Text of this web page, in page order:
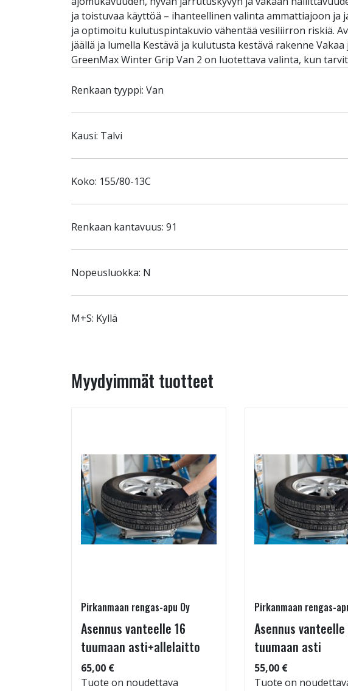
ja toistuvaa käyttöä – ihanteellinen valinta ammattiajoon ja
ja optimoitu kulutuspintakuvio vähentää vesiliirron riskiä.
jäällä ja lumella Kestävä ja kulutusta kestävä rakenne
GreenMax Winter Grip Van 2 on luotettava valinta, kun
Renkaan tyyppi: Van
Kausi: Talvi
Koko: 155/80-13C
Renkaan kantavuus: 91
Nopeusluokka: N
M+S: Kyllä
Myydyimmät tuotteet
Pirkanmaan rengas-apu Oy
Asennus vanteelle 16
tuumaan asti+allelaitto
65,00 €
Tuote on noudettava
Pirkanmaan rengas-
Asennus vanteelle
tuumaan asti
55,00 €
Tuote on